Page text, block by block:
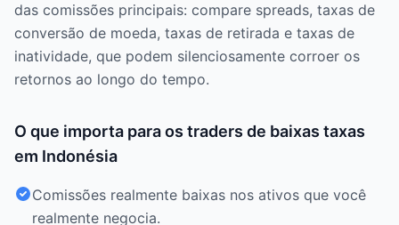
das comissões principais: compare spreads, taxas de
conversão de moeda, taxas de retirada e taxas de
inatividade, que podem silenciosamente corroer os
retornos ao longo do tempo.
O que importa para os traders de baixas taxas
em Indonésia
Comissões realmente baixas nos ativos que você
realmente negocia.